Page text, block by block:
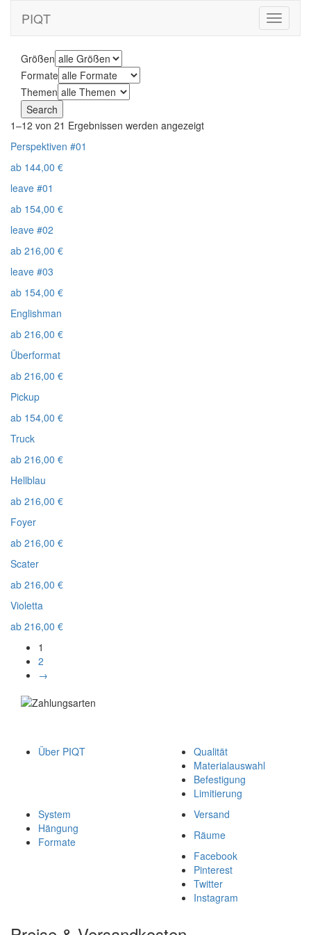
Toggle
PIQT
Größen
Formate
Themen
1–12 von 21 Ergebnissen werden angezeigt
Perspektiven #01
ab 144,00 €
leave #01
ab 154,00 €
leave #02
ab 216,00 €
leave #03
ab 154,00 €
Englishman
ab 216,00 €
Überformat
ab 216,00 €
Pickup
ab 154,00 €
Truck
ab 216,00 €
Hellblau
ab 216,00 €
Foyer
ab 216,00 €
Scater
ab 216,00 €
Violetta
ab 216,00 €
1
2
→
Über PIQT
Qualität
Materialauswahl
Befestigung
Limitierung
System
Hängung
Formate
Versand
Räume
Facebook
Pinterest
Twitter
Instagram